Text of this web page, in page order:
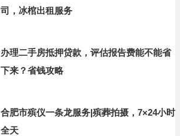
司，冰棺出租服务
办理二手房抵押贷款，评估报告费能不能省
下来？省钱攻略
合肥市殡仪一条龙服务|殡葬拍摄，7×24小时
全天